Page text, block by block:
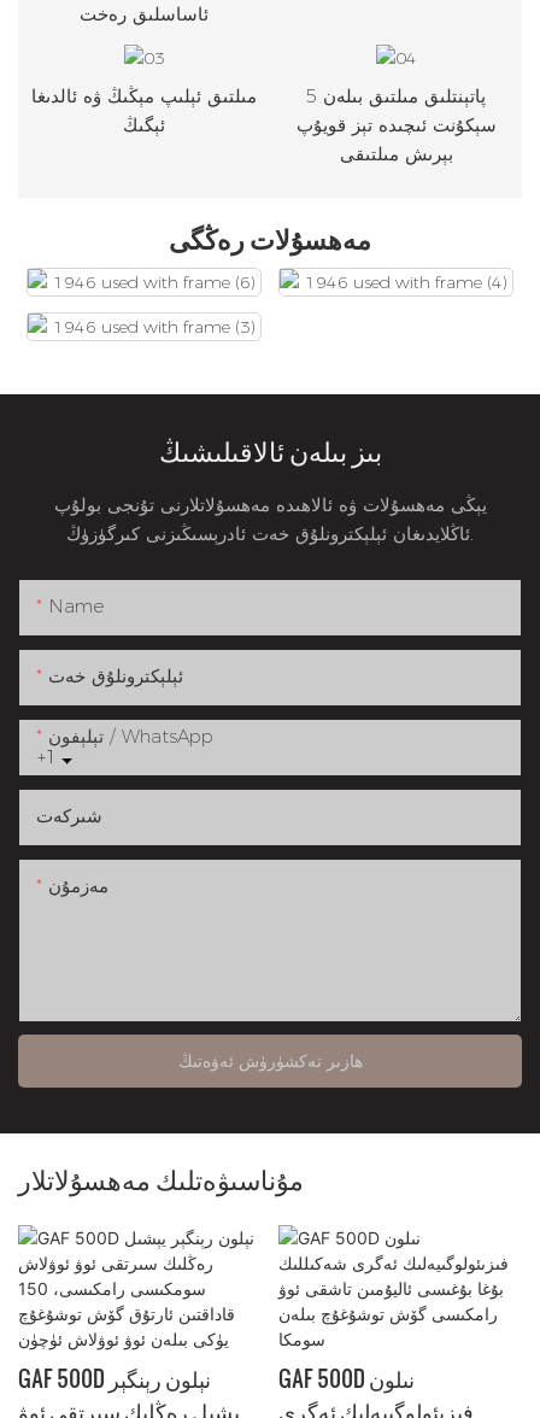
ئاساسلىق رەخت
مىلتىق ئېلىپ مېڭىڭ ۋە ئالدىغا
ئېگىڭ
پاتېنتلىق مىلتىق بىلەن 5
سېكۇنت ئىچىدە تېز قويۇپ
بېرىش مىلتىقى
مەھسۇلات رەڭگى
بىز بىلەن ئالاقىلىشىڭ
يېڭى مەھسۇلات ۋە ئالاھىدە مەھسۇلاتلارنى تۇنجى بولۇپ
ئاڭلايدىغان ئېلېكترونلۇق خەت ئادرېسىڭىزنى كىرگۈزۈڭ.
Name
ئېلېكترونلۇق خەت
+1
تېلېفون / WhatsApp
شىركەت
مەزمۇن
ھازىر تەكشۈرۈش ئەۋەتىڭ
مۇناسىۋەتلىك مەھسۇلاتلار
GAF 500D نېلون رېنگېر
يېشىل رەڭلىك سىرتقى ئوۋ
GAF 500D نىلون
فىزىئولوگىيەلىك ئەگرى